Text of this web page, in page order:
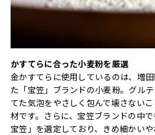
かすてらに合った小麦粉を厳選
金かすてらに使用しているのは、増
た「宝笠」ブランドの小麦粉。グル
てた気泡をやさしく包んで壊さない
材です。さらに、宝笠ブランドの中
宝笠」を選定しており、きめ細かい